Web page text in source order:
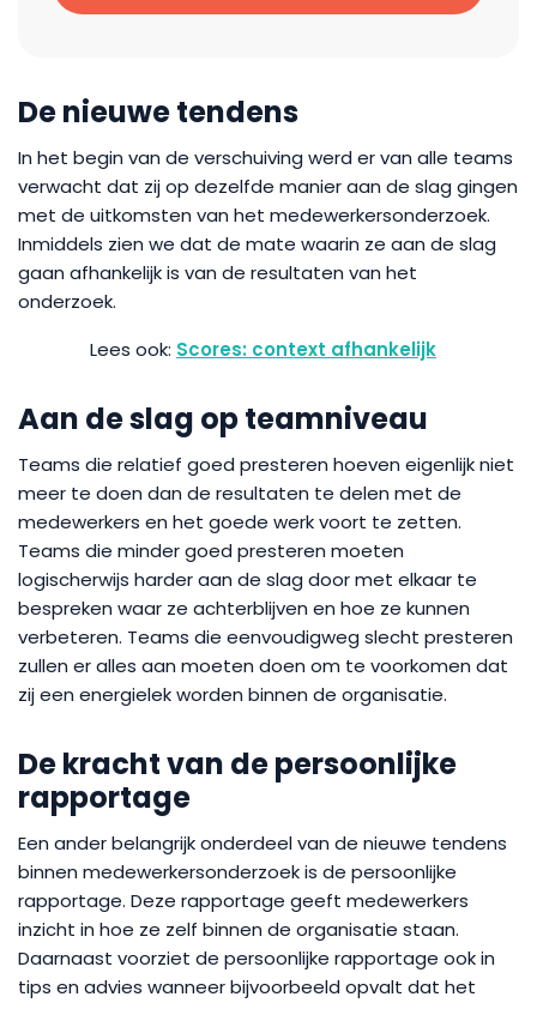
De nieuwe tendens
In het begin van de verschuiving werd er van alle teams
verwacht dat zij op dezelfde manier aan de slag gingen
met de uitkomsten van het medewerkersonderzoek.
Inmiddels zien we dat de mate waarin ze aan de slag
gaan afhankelijk is van de resultaten van het
onderzoek.
Scores: context afhankelijk
Aan de slag op teamniveau
Teams die relatief goed presteren hoeven eigenlijk niet
meer te doen dan de resultaten te delen met de
medewerkers en het goede werk voort te zetten.
Teams die minder goed presteren moeten
logischerwijs harder aan de slag door met elkaar te
bespreken waar ze achterblijven en hoe ze kunnen
verbeteren. Teams die eenvoudigweg slecht presteren
zullen er alles aan moeten doen om te voorkomen dat
zij een energielek worden binnen de organisatie.
De kracht van de persoonlijke
rapportage
Een ander belangrijk onderdeel van de nieuwe tendens
binnen medewerkersonderzoek is de persoonlijke
rapportage. Deze rapportage geeft medewerkers
inzicht in hoe ze zelf binnen de organisatie staan.
Daarnaast voorziet de persoonlijke rapportage ook in
tips en advies wanneer bijvoorbeeld opvalt dat het